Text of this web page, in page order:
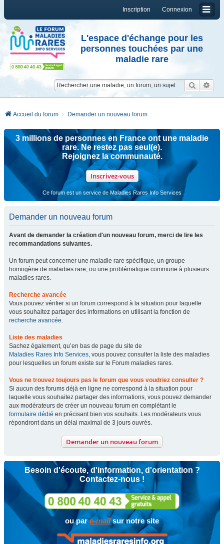
Connexion
Inscription
L'espace d'échange pour les
personnes touchées par une
maladie rare
Accueil du forum Demander un nouveau forum
3 millions de personnes en France ont une maladie
rare. Ne restez pas seul(e).
Rejoignez la communauté.
Inscrivez-vous
Ce forum est un service de Maladies Rares Info Services
Demander un nouveau forum
Avant de demander la création d'un nouveau forum, merci de lire les
recommandations suivantes.
Un forum peut concerner une maladie rare spécifique, un groupe
homogène de maladies rare, ou une problématique commune à plusieurs
maladies rares.
Recherche avancée
Vous pouvez vérifier si un forum correspond à la situation pour laquelle
vous souhaitez partager des informations en utilisant la fonction de
recherche avancée.
Liste des maladies
Sachez également, qu’en bas de page du site de
Maladies Rares Info Services, vous pouvez consulter la liste des maladies
pour lesquelles un forum existe sur le Forum maladies rares.
Vous ne trouvez toujours pas le forum que vous voudriez consulter ?
Si aucun des forums déjà en ligne ne correspond à la situation pour
laquelle vous souhaitez partager des informations, vous pouvez demander
aux modérateurs de créer un nouveau forum en complétant le
formulaire dédié en précisant bien vos souhaits. Les modérateurs vous
répondront dans un délai maximal de 3 jours ouvrés.
Demander un nouveau forum
Besoin d'écoute, d'information, d'orientation ?
Contactez-nous !
ou pare-mailsur notre site